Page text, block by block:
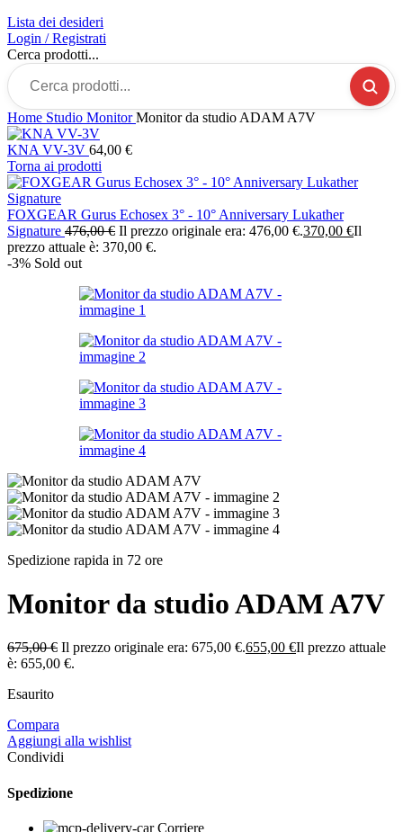
Lista dei desideri
Login / Registrati
Cerca prodotti...
Home Studio MonitorMonitor da studio ADAM A7V
KNA VV-3V 64,00 €
Torna ai prodotti
FOXGEAR Gurus Echosex 3° - 10° Anniversary Lukather
Signature 476,00€ Il prezzo originale era: 476,00 €.370,00 €Il
prezzo attuale è: 370,00 €.
-3% Sold out
Spedizione rapida in 72 ore
Monitor da studio ADAM A7V
675,00€ Il prezzo originale era: 675,00 €.655,00 €Il prezzo attuale
è: 655,00 €.
Esaurito
Compara
Aggiungi alla wishlist
Condividi
Spedizione
Corriere